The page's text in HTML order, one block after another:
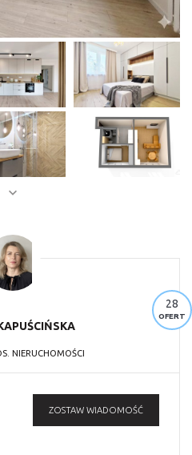
28
OFERT
NIERUCHOMOŚCI
ZOSTAW WIADOMOŚĆ